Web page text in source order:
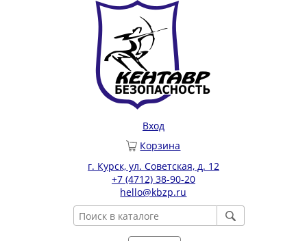
Вход
Корзина
г. Курск, ул. Советская, д. 12
+7 (4712) 38-90-20
hello@kbzp.ru